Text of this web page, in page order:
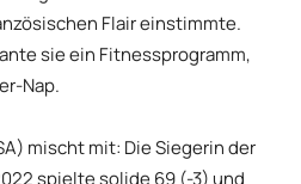
Flair einstimmte.
sie ein Fitnessprogramm,
Nap.
mischt mit: Die Siegerin der
spielte solide 69 (-3) und